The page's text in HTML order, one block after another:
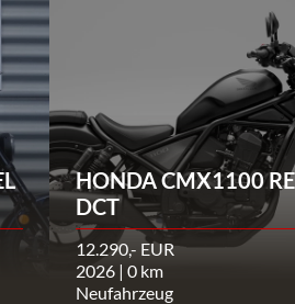
HONDA CMX1100
DCT
12.290,- EUR
2026 | 0 km
Neufahrzeug